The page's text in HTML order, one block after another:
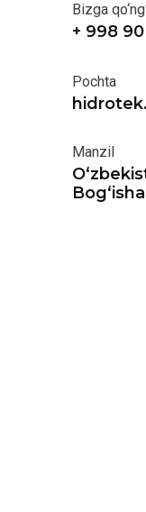
Bizga
+ 998
Pochta
Manzil